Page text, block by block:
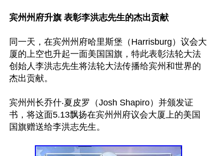
宾州州府升旗 表彰李洪志先生的杰出贡献
同一天，在宾州州府哈里斯堡（Harrisburg）议会大
厦的上空也升起一面美国国旗，特此表彰法轮大法
创始人李洪志先生将法轮大法传播给宾州和世界的
杰出贡献。
宾州州长乔什‧夏皮罗（Josh Shapiro）并颁发证
书，将这面5.13飘扬在宾州州府议会大厦上的美国
国旗赠送给李洪志先生。